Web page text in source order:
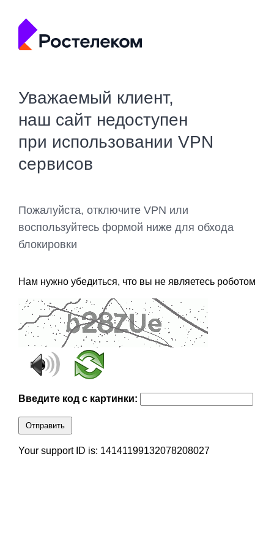
Уважаемый клиент,
наш сайт недоступен
при использовании VPN
сервисов
Пожалуйста, отключите VPN или
воспользуйтесь формой ниже для обхода
блокировки
Нам нужно убедиться, что вы не являетесь роботом
Введите код с картинки:
Отправить
Your support ID is: 14141199132078208027